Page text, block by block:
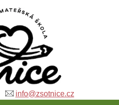
info@zsotnice.cz